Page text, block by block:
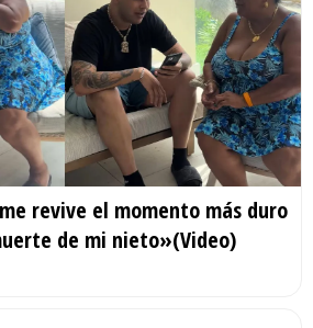
revive el momento más duro
de mi nieto»(Video)